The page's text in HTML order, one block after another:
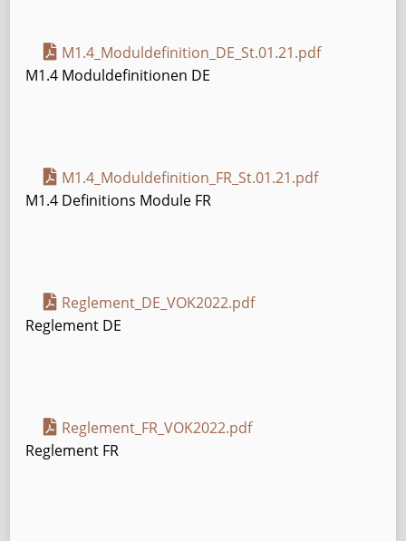
M1.4_Moduldefinition_DE_St.01.21.pdf
M1.4 Moduldefinitionen DE
M1.4_Moduldefinition_FR_St.01.21.pdf
M1.4 Definitions Module FR
Reglement_DE_VOK2022.pdf
Reglement DE
Reglement_FR_VOK2022.pdf
Reglement FR